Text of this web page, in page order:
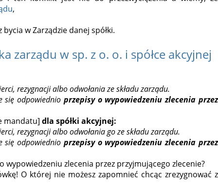
,
w Zarządzie danej spółki.
zarządu w sp. z o. o. i spółce akcyjnej
rezygnacji albo odwołania ze składu zarządu.
się odpowiednio przepisyo wypowiedzeniu zlecenia przez
mandatu] dla spółki akcyjnej:
rezygnacji albo odwołania go ze składu zarządu.
się odpowiednio przepisyo wypowiedzeniu zlecenia przez
wypowiedzeniu zlecenia przez przyjmującego zlecenie?
O której nie możesz zapomnieć chcąc zrezygnować z